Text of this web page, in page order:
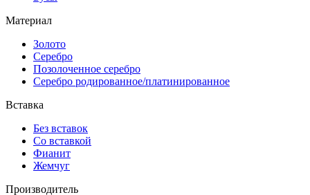
Материал
Золото
Серебро
Позолоченное серебро
Серебро родированное/платинированное
Вставка
Без вставок
Со вставкой
Фианит
Жемчуг
Производитель